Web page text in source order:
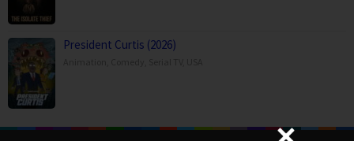
President Curtis (2026)